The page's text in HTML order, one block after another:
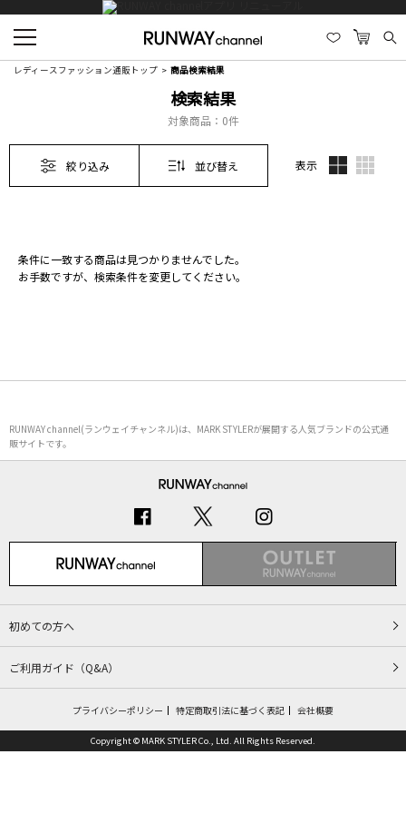
レディースファッション通販トップ 商品検索結果
検索結果
対象商品： 0件
絞り込み 並び替え 表示
条件に一致する商品は見つかりませんでした。
お手数ですが、検索条件を変更してください。
RUNWAY channel(ランウェイチャンネル)は、MARK STYLERが展開する人気ブランドの公式通
販サイトです。
初めての方へ
ご利用ガイド（Q&A）
プライバシーポリシー 特定商取引法に基づく表記 会社概要
Copyright © MARK STYLER Co., Ltd. All Rights Reserved.